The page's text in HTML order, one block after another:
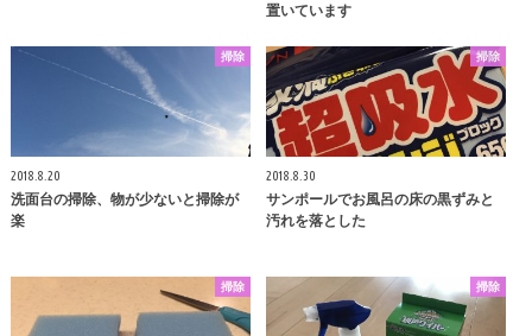
置いています
掃除
2018.8.20
洗面台の掃除、物が少ないと掃除が
楽
掃除
2018.8.30
サンポールでお風呂の床の黒ずみと
汚れを落とした
掃除 掃除